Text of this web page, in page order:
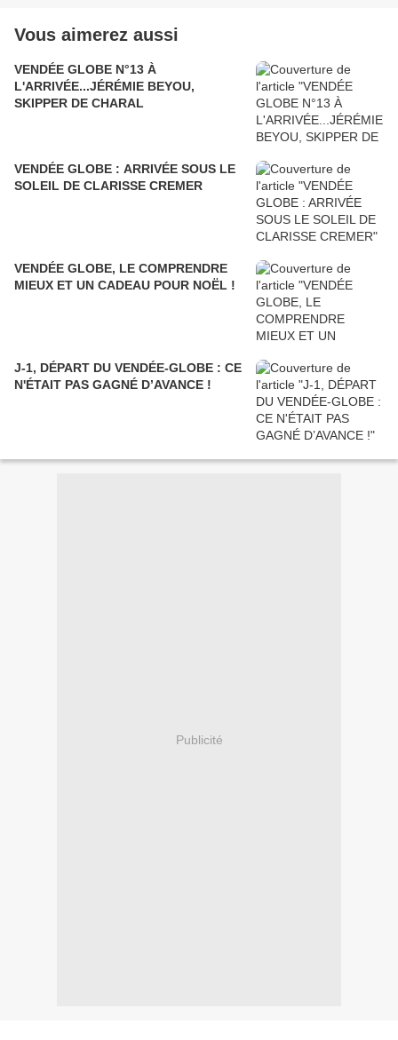
Vous aimerez aussi
VENDÉE GLOBE N°13 À
L'ARRIVÉE...JÉRÉMIE BEYOU,
SKIPPER DE CHARAL
VENDÉE GLOBE : ARRIVÉE SOUS LE
SOLEIL DE CLARISSE CREMER
VENDÉE GLOBE, LE COMPRENDRE
MIEUX ET UN CADEAU POUR NOËL !
J-1, DÉPART DU VENDÉE-GLOBE : CE
N'ÉTAIT PAS GAGNÉ D’AVANCE !
Publicité